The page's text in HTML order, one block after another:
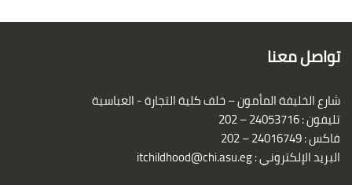
الكتل
تواصل معنا
شارع الخليفة المأمون – خلف كلية التجارة - العباسية
تليفون : 24053716 – 202
فاكس : 24016749 – 202
البريد الإلكتروني :itchildhood@chi.asu.eg